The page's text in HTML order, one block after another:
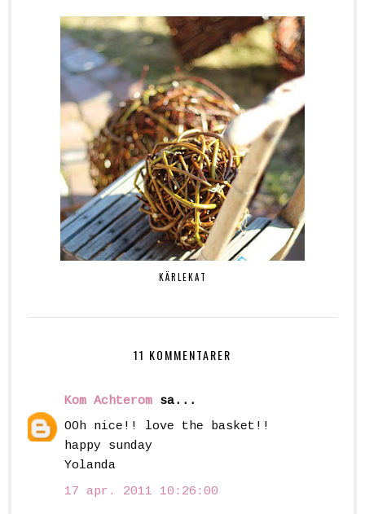
KÄRLEKAT
11 KOMMENTARER
Kom Achterom sa...
OOh nice!! love the basket!!
happy sunday
Yolanda
17 apr. 2011 10:26:00